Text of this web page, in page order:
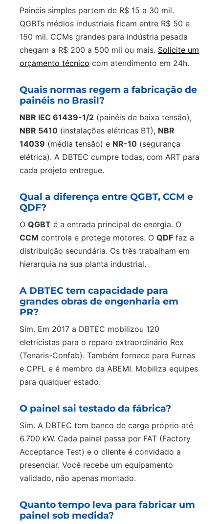
Painéis simples partem de R$ 15 a 30 mil.
QGBTs médios industriais ficam entre R$ 50 e
150 mil. CCMs grandes para indústria pesada
chegam a R$ 200 a 500 mil ou mais. Solicite um
orçamento técnico com atendimento em 24h.
Quais normas regem a fabricação de
painéis no Brasil?
NBR IEC 61439-1/2 (painéis de baixa tensão),
NBR 5410 (instalações elétricas BT), NBR
14039 (média tensão) e NR-10 (segurança
elétrica). A DBTEC cumpre todas, com ART para
cada projeto entregue.
Qual a diferença entre QGBT, CCM e
QDF?
O QGBT é a entrada principal de energia. O
CCM controla e protege motores. O QDF faz a
distribuição secundária. Os três trabalham em
hierarquia na sua planta industrial.
A DBTEC tem capacidade para
grandes obras de engenharia em
PR?
Sim. Em 2017 a DBTEC mobilizou 120
eletricistas para o reparo extraordinário Rex
(Tenaris-Confab). Também fornece para Furnas
e CPFL e é membro da ABEMI. Mobiliza equipes
para qualquer estado.
O painel sai testado da fábrica?
Sim. A DBTEC tem banco de carga próprio até
6.700 kW. Cada painel passa por FAT (Factory
Acceptance Test) e o cliente é convidado a
presenciar. Você recebe um equipamento
validado, não apenas montado.
Quanto tempo leva para fabricar um
painel sob medida?